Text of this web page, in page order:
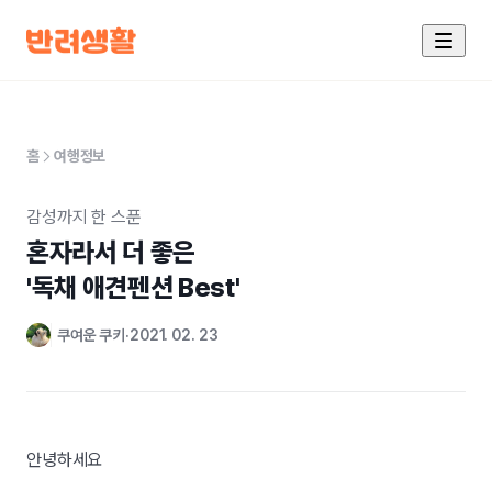
홈 여행정보
감성까지 한 스푼
혼자라서 더 좋은
'독채 애견펜션 Best'
쿠여운 쿠키 2021. 02. 23
안녕하세요